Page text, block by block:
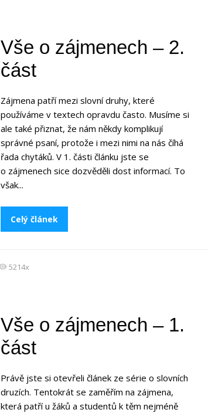
Vše o zájmenech – 2.
část
Zájmena patří mezi slovní druhy, které
používáme v textech opravdu často. Musíme si
ale také přiznat, že nám někdy komplikují
správné psaní, protože i mezi nimi na nás číhá
řada chytáků. V 1. části článku jste se
o zájmenech sice dozvěděli dost informací. To
však...
Celý článek
5214x
Vše o zájmenech – 1.
část
Právě jste si otevřeli článek ze série o slovních
druzích. Tentokrát se zaměřím na zájmena,
která patří u žáků a studentů k těm nejméně